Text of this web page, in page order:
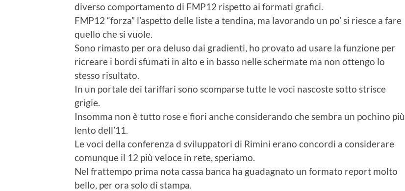
diverso comportamento di FMP12 rispetto ai formati grafici.
FMP12 “forza” l’aspetto delle liste a tendina, ma lavorando un po’ si riesce a fare
quello che si vuole.
Sono rimasto per ora deluso dai gradienti, ho provato ad usare la funzione per
ricreare i bordi sfumati in alto e in basso nelle schermate ma non ottengo lo
stesso risultato.
In un portale dei tariffari sono scomparse tutte le voci nascoste sotto strisce
grigie.
Insomma non è tutto rose e fiori anche considerando che sembra un pochino più
lento dell’11.
Le voci della conferenza d sviluppatori di Rimini erano concordi a considerare
comunque il 12 più veloce in rete, speriamo.
Nel frattempo prima nota cassa banca ha guadagnato un formato report molto
bello, per ora solo di stampa.